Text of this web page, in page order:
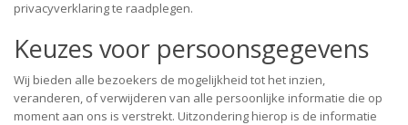
privacyverklaring te raadplegen.
Keuzes voor persoonsgegevens
Wij bieden alle bezoekers de mogelijkheid tot het inzien,
veranderen, of verwijderen van alle persoonlijke informatie die op
moment aan ons is verstrekt. Uitzondering hierop is de informatie